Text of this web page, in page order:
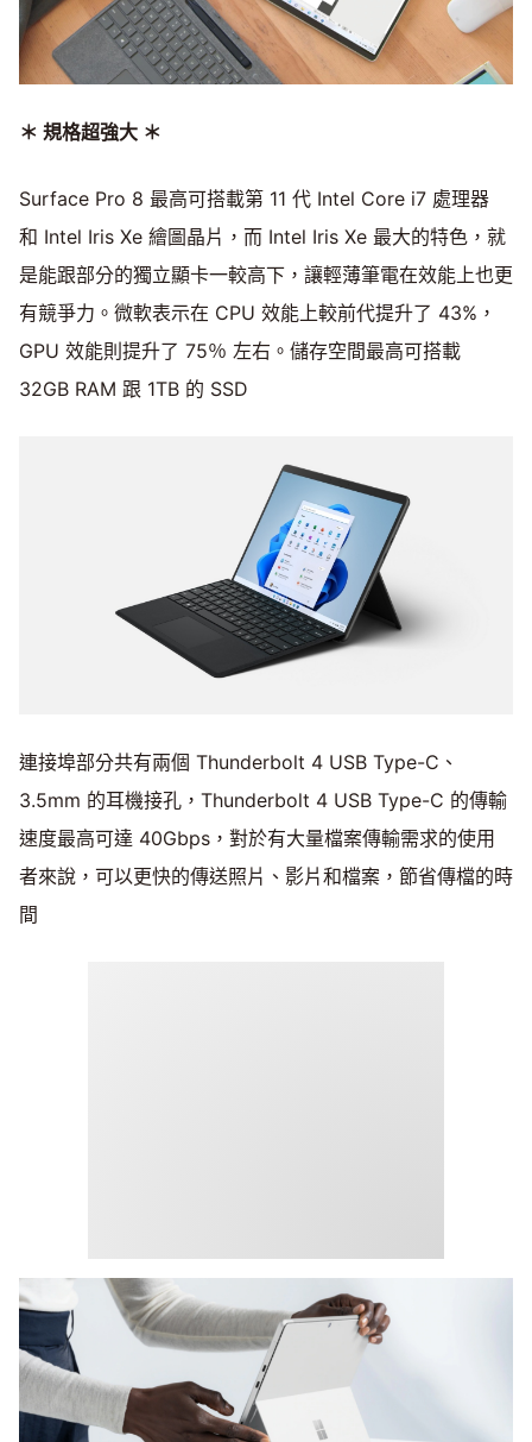
＊ 規格超強大 ＊
Surface Pro 8 最高可搭載第 11 代 Intel Core i7 處理器
和 Intel Iris Xe 繪圖晶片，而 Intel Iris Xe 最大的特色，就
是能跟部分的獨立顯卡一較高下，讓輕薄筆電在效能上也更
有競爭力。微軟表示在 CPU 效能上較前代提升了 43%，
GPU 效能則提升了 75％ 左右。儲存空間最高可搭載
32GB RAM 跟 1TB 的 SSD
連接埠部分共有兩個 Thunderbolt 4 USB Type-C、
3.5mm 的耳機接孔，Thunderbolt 4 USB Type-C 的傳輸
速度最高可達 40Gbps，對於有大量檔案傳輸需求的使用
者來說，可以更快的傳送照片、影片和檔案，節省傳檔的時
間